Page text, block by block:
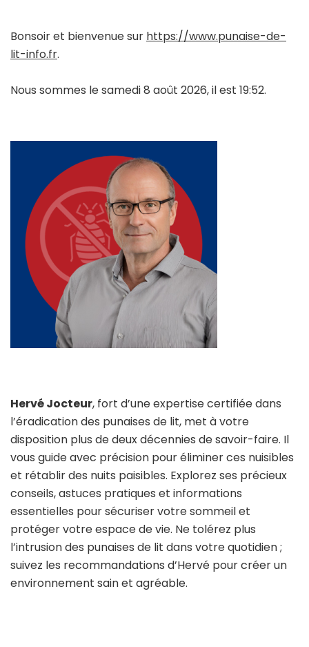
Bonsoir et bienvenue sur https://www.punaise-de-
lit-info.fr.
Nous sommes le samedi 8 août 2026, il est 19:52.
Hervé Jocteur, fort d’une expertise certifiée dans
l’éradication des punaises de lit, met à votre
disposition plus de deux décennies de savoir-faire. Il
vous guide avec précision pour éliminer ces nuisibles
et rétablir des nuits paisibles. Explorez ses précieux
conseils, astuces pratiques et informations
essentielles pour sécuriser votre sommeil et
protéger votre espace de vie. Ne tolérez plus
l’intrusion des punaises de lit dans votre quotidien ;
suivez les recommandations d’Hervé pour créer un
environnement sain et agréable.